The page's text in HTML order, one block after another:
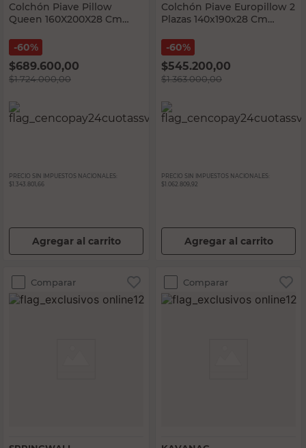
Colchón Piave Pillow
Queen 160X200X28 Cm
60%
$689.600,00
$1.724.000,00
PRECIO SIN IMPUESTOS NACIONALES:
$1.343.801,66
Agregar al carrito
Colchón Piave Europillow 2
Plazas 140x190x28 Cm
60%
$545.200,00
$1.363.000,00
PRECIO SIN IMPUESTOS NACIONALES:
$1.062.809,92
Agregar al carrito
Comparar Comparar